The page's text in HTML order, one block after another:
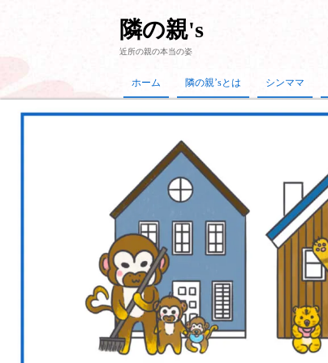
隣の親's
近所の親の本当の姿
ホーム 隣の親’sとは シンママ